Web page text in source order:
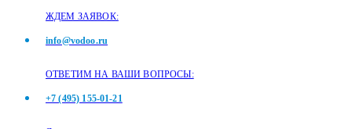
ЖДЕМ ЗАЯВОК:
info@vodoo.ru
ОТВЕТИМ НА ВАШИ ВОПРОСЫ:
+7 (495) 155-01-21